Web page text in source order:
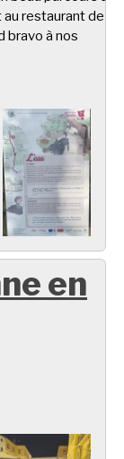
restaurant de
bravo à nos
en